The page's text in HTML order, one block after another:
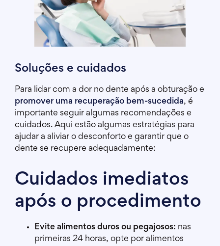
Soluções e cuidados
Para lidar com a dor no dente após a obturação e
promover uma recuperação bem-sucedida, é
importante seguir algumas recomendações e
cuidados. Aqui estão algumas estratégias para
ajudar a aliviar o desconforto e garantir que o
dente se recupere adequadamente:
Cuidados imediatos
após o procedimento
Evite alimentos duros ou pegajosos: nas
primeiras 24 horas, opte por alimentos